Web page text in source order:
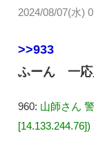
2024/08/07(水)
>>933
ふーん 一応
960: 山師さん
[14.133.244.76])